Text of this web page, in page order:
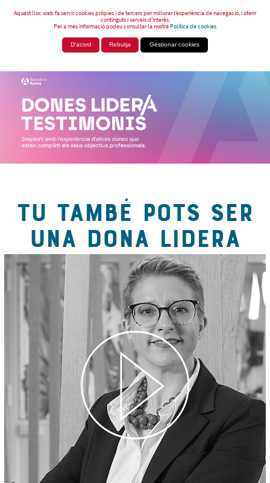
Aquest lloc web fa servir cookies pròpies i de tercers per millorar l’experiència de navegació, i oferir
continguts i serveis d’interès.
Per a més informació podeu consultar la nostraPolítica de cookies
D'acord Rebutja Gestionar cookies
TU TAMBÉ POTS SER
UNA DONA LIDERA